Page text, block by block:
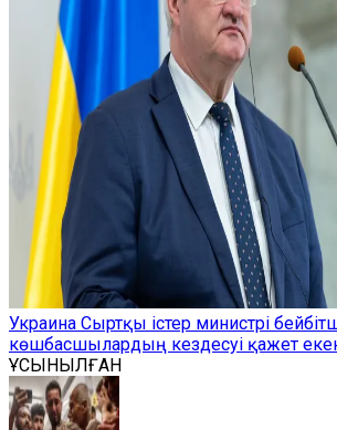
Украина Сыртқы істер министрі
көшбасшылардың кездесуі қажет
ҰСЫНЫЛҒАН